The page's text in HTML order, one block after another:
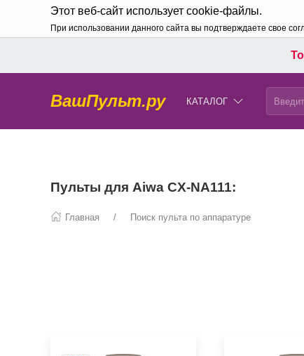
Этот веб-сайт использует cookie-файлы.
При использовании данного сайта вы подтверждаете свое
ВашПульт.ру КАТАЛОГ
Пульты для Aiwa CX-NA111:
Главная Поиск пульта по аппаратуре